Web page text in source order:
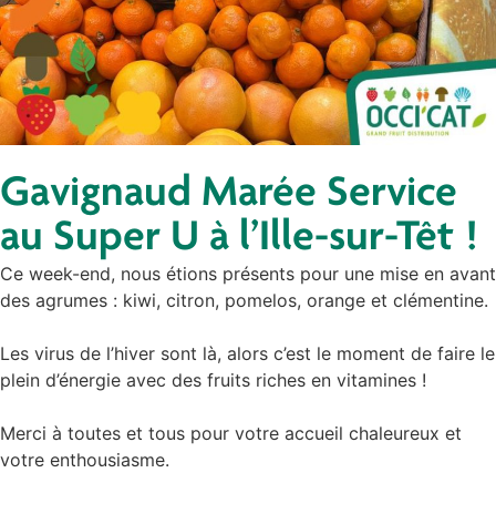
Gavignaud Marée Service
au Super U à l’Ille-sur-Têt !
Ce week-end, nous étions présents pour une mise en avant
des agrumes : kiwi, citron, pomelos, orange et clémentine.
Les virus de l’hiver sont là, alors c’est le moment de faire le
plein d’énergie avec des fruits riches en vitamines !
Merci à toutes et tous pour votre accueil chaleureux et
votre enthousiasme.